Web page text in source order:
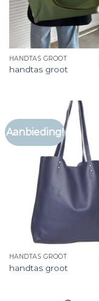
HANDTAS GROOT
handtas groot
Aanbieding!
HANDTAS GROOT
handtas groot